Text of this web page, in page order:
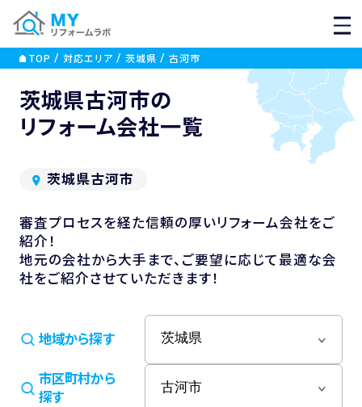
TOP 対応エリア 茨城県 古河市
茨城県古河市の
リフォーム会社一覧
茨城県古河市
審査プロセスを経た信頼の厚いリフォーム会社をご
紹介！
地元の会社から大手まで、ご要望に応じて最適な会
社をご紹介させていただきます！
地域から探す
市区町村から
探す